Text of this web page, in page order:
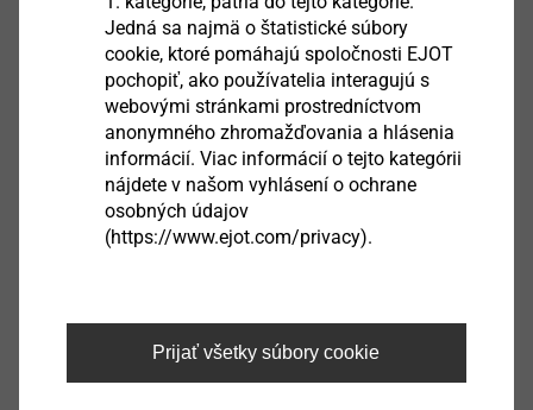
Přesné vedení šroubu bez vybočení
Vysoká životnost a přesnost daná provedením z
oceli
Technické údaje
Unašeč: 1/4" šestihran DIN/ISO 1173 - E 6,3
Ke stažení
Jedná sa najmä o štatistické súbory
cookie, ktoré pomáhajú spoločnosti EJOT
pochopiť, ako používatelia interagujú s
webovými stránkami prostredníctvom
anonymného zhromažďovania a hlásenia
informácií. Viac informácií o tejto kategórii
nájdete v našom vyhlásení o ochrane
osobných údajov
(https://www.ejot.com/privacy).
Prijať všetky súbory cookie